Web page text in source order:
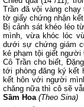
Trần đã vội vàng
tờ giấy chứng nhận
Bị cảnh sát khéo léo
mình, vừa khóc lóc
dưới sự chứng giám
kẻ phạm tội giết người
Cô Trần cho biết,
tới phòng đăng ký kết
kết hôn với người
chăng nữa thì cô sẽ
Sầm Hoa(Theo Sina)